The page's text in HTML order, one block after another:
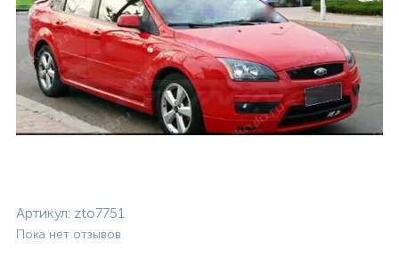
Артикул: zto7751
Пока нет отзывов